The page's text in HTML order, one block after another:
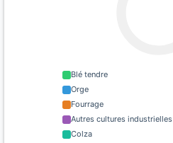
Blé tendre
Orge
Fourrage
Autres cultures industrielles
Colza